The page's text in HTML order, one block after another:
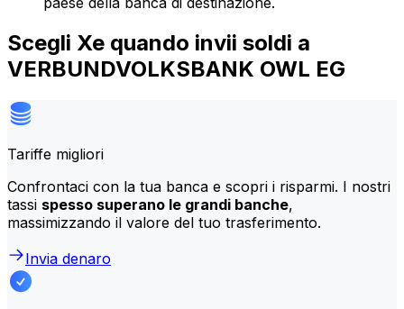
Scegli Xe quando invii soldi a
VERBUNDVOLKSBANK OWL EG
Tariffe migliori
Confrontaci con la tua banca e scopri i risparmi. I nostri
tassi spesso superano le grandi banche,
massimizzando il valore del tuo trasferimento.
Invia denaro